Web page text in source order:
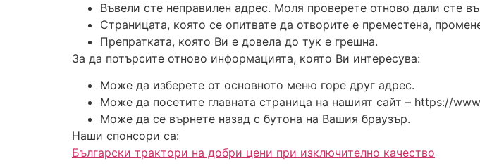
Въвели сте неправилен адрес. Моля проверете отново дали сте
Страницата, която се опитвате да отворите е преместена,
Препратката, която Ви е довела до тук е грешна.
За да потърсите отново информацията, която Ви интересува:
Може да изберете от основното меню горе друг адрес.
Може да посетите главната страница на нашият сайт – https://
Може да се върнете назад с бутона на Вашия браузър.
Наши спонсори са:
Български трактори на добри цени при изключително качество